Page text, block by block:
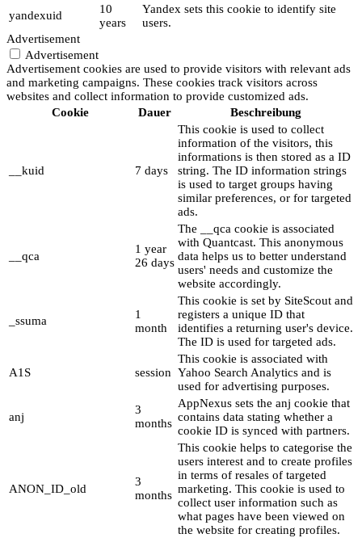
yandexuid
10
years
Yandex sets this cookie to identify site
users.
Advertisement
Advertisement
Advertisement cookies are used to provide visitors with relevant ads
and marketing campaigns. These cookies track visitors across
websites and collect information to provide customized ads.
Cookie
Dauer Beschreibung
__kuid 7 days
This cookie is used to collect
information of the visitors, this
informations is then stored as a ID
string. The ID information strings
is used to target groups having
similar preferences, or for targeted
ads.
__qca
1 year
26 days
The __qca cookie is associated
with Quantcast. This anonymous
data helps us to better understand
users' needs and customize the
website accordingly.
_ssuma
1
month
This cookie is set by SiteScout and
registers a unique ID that
identifies a returning user's device.
The ID is used for targeted ads.
A1S session
This cookie is associated with
Yahoo Search Analytics and is
used for advertising purposes.
anj
3
months
AppNexus sets the anj cookie that
contains data stating whether a
cookie ID is synced with partners.
ANON_ID_old
3
months
This cookie helps to categorise the
users interest and to create profiles
in terms of resales of targeted
marketing. This cookie is used to
collect user information such as
what pages have been viewed on
the website for creating profiles.